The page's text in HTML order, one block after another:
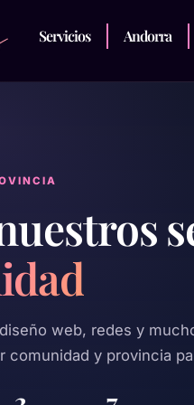
Servicios Andorra
web, redes y
comunidad y provincia